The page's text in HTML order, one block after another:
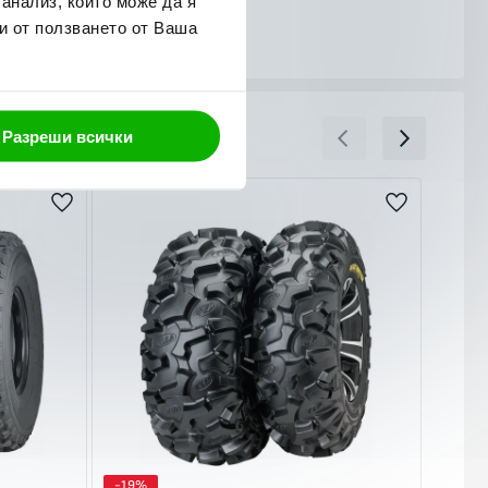
от ползването от Ваша
Разреши всички